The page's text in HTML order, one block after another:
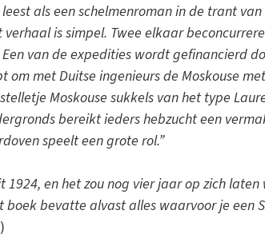
leest als een schelmenroman in de trant
verhaal is simpel. Twee elkaar
van de expedities wordt gefinancierd
om met Duitse ingenieurs de Moskouse
Moskouse sukkels van het type
bereikt ieders hebzucht een
speelt een grote rol.”
1924, en het zou nog vier jaar op zich
bevatte alvast alles waarvoor je een